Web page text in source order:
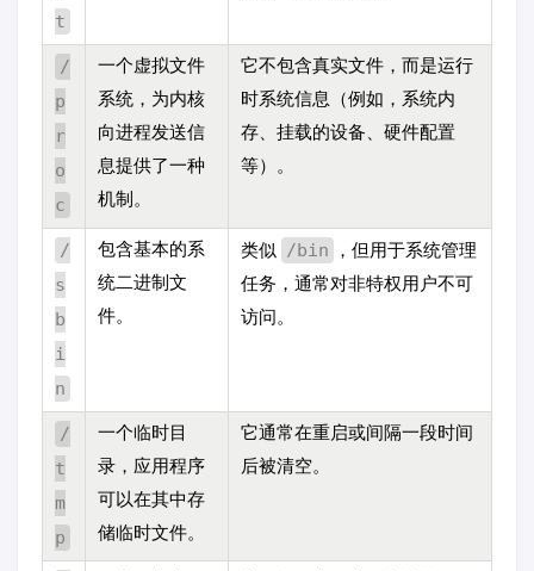
t
/
p
r
o
c
一个虚拟文件
系统，为内核
向进程发送信
息提供了一种
机制。
它不包含真实文件，而是运行
时系统信息（例如，系统内
存、挂载的设备、硬件配置
等）。
/
s
b
i
n
包含基本的系
统二进制文
件。
类似 /bin
，但用于系统管理
任务，通常对非特权用户不可
访问。
/
t
m
p
一个临时目
录，应用程序
可以在其中存
储临时文件。
它通常在重启或间隔一段时间
后被清空。